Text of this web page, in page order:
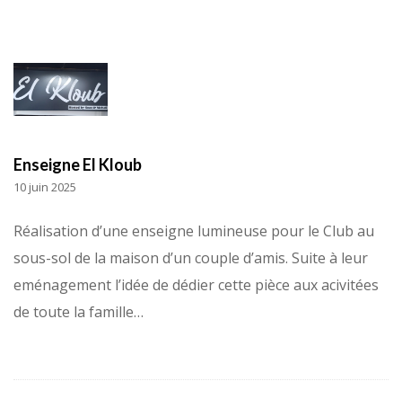
Enseigne El Kloub
10 juin 2025
Réalisation d’une enseigne lumineuse pour le Club au
sous-sol de la maison d’un couple d’amis. Suite à leur
eménagement l’idée de dédier cette pièce aux acivitées
de toute la famille…